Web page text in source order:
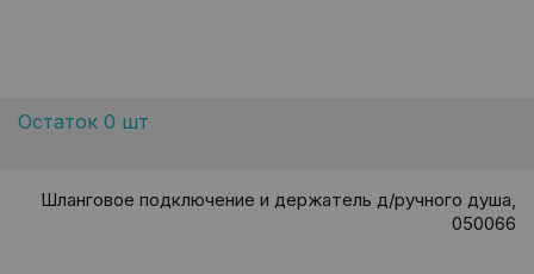
Остаток 0 шт
Шланговое подключение и держатель д/ручного душа,
050066